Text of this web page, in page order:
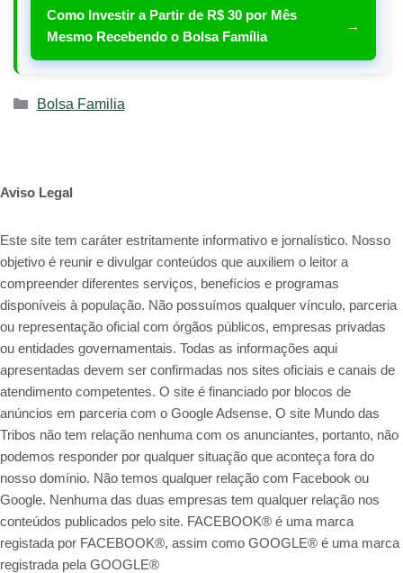
Como Investir a Partir de R$ 30 por Mês
Mesmo Recebendo o Bolsa Família
→
Categorias
Bolsa Familia
Aviso Legal
Este site tem caráter estritamente informativo e jornalístico. Nosso
objetivo é reunir e divulgar conteúdos que auxiliem o leitor a
compreender diferentes serviços, benefícios e programas
disponíveis à população. Não possuímos qualquer vínculo, parceria
ou representação oficial com órgãos públicos, empresas privadas
ou entidades governamentais. Todas as informações aqui
apresentadas devem ser confirmadas nos sites oficiais e canais de
atendimento competentes. O site é financiado por blocos de
anúncios em parceria com o Google Adsense. O site Mundo das
Tribos não tem relação nenhuma com os anunciantes, portanto, não
podemos responder por qualquer situação que aconteça fora do
nosso domínio. Não temos qualquer relação com Facebook ou
Google. Nenhuma das duas empresas tem qualquer relação nos
conteúdos publicados pelo site. FACEBOOK® é uma marca
registada por FACEBOOK®, assim como GOOGLE® é uma marca
registrada pela GOOGLE®